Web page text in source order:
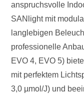
anspruchsvolle
SANlight mit
langlebigen
professionelle
EVO 4, EVO 5)
mit perfektem
3,0 µmol/J) und